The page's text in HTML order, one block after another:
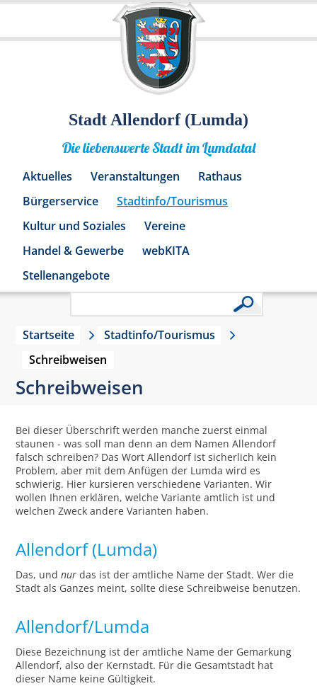
Stadt Allendorf (Lumda)
Die liebenswerte Stadt im Lumdatal
Aktuelles Veranstaltungen
Rathaus
Bürgerservice
Stadtinfo/Tourismus
Kultur und Soziales
Vereine
Handel & Gewerbe
webKITA
Stellenangebote
Startseite
Stadtinfo/Tourismus
Schreibweisen
Schreibweisen
Bei dieser Überschrift werden manche zuerst einmal
staunen - was soll man denn an dem Namen Allendorf
falsch schreiben? Das Wort Allendorf ist sicherlich kein
Problem, aber mit dem Anfügen der Lumda wird es
schwierig. Hier kursieren verschiedene Varianten. Wir
wollen Ihnen erklären, welche Variante amtlich ist und
welchen Zweck andere Varianten haben.
Allendorf (Lumda)
Das, undnur das ist der amtliche Name der Stadt. Wer die
Stadt als Ganzes meint, sollte diese Schreibweise benutzen.
Allendorf/Lumda
Diese Bezeichnung ist der amtliche Name der Gemarkung
Allendorf, also der Kernstadt. Für die Gesamtstadt hat
dieser Name keine Gültigkeit.